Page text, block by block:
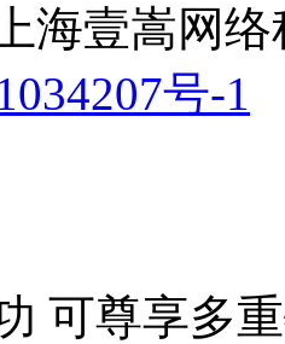
海壹嵩网
号-1
可尊享多